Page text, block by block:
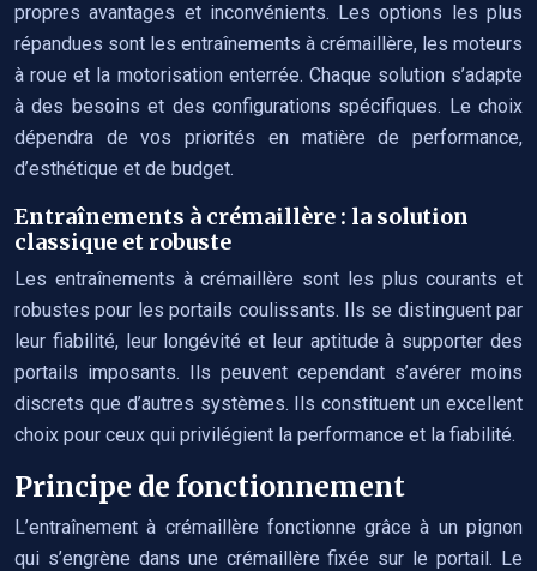
propres avantages et inconvénients. Les options les plus
répandues sont les entraînements à crémaillère, les moteurs
à roue et la motorisation enterrée. Chaque solution s’adapte
à des besoins et des configurations spécifiques. Le choix
dépendra de vos priorités en matière de performance,
d’esthétique et de budget.
Entraînements à crémaillère : la solution
classique et robuste
Les entraînements à crémaillère sont les plus courants et
robustes pour les portails coulissants. Ils se distinguent par
leur fiabilité, leur longévité et leur aptitude à supporter des
portails imposants. Ils peuvent cependant s’avérer moins
discrets que d’autres systèmes. Ils constituent un excellent
choix pour ceux qui privilégient la performance et la fiabilité.
Principe de fonctionnement
L’entraînement à crémaillère fonctionne grâce à un pignon
qui s’engrène dans une crémaillère fixée sur le portail. Le